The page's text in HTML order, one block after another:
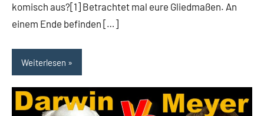
komisch aus?[1] Betrachtet mal eure Gliedmaßen. An
einem Ende befinden […]
Weiterlesen